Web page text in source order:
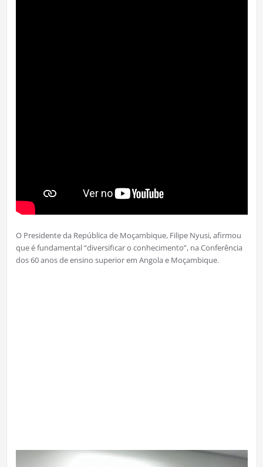
O Presidente da República de Moçambique, Filipe Nyusi, afirmou
que é fundamental “diversificar o conhecimento”, na Conferência
dos 60 anos de ensino superior em Angola e Moçambique.